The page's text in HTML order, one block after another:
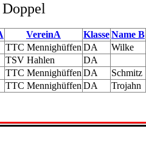
VereinA KlasseName B
TTC Mennighüffen DA Wilke
TSV Hahlen DA
TTC Mennighüffen DA Schmitz
TTC Mennighüffen DA Trojahn